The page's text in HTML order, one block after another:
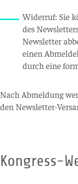
Widerruf: Sie
des
Newsletter
einen
durch eine
Nach Abmeldung
den Newsletter-
Kongress-